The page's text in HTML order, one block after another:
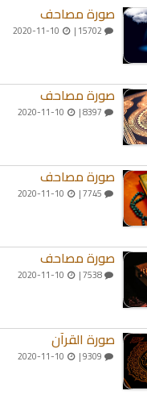
صورة مصاحف
صورة مصاحف
صورة مصاحف
صورة مصاحف
7538 |
صورة القرآن